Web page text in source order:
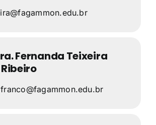
Fernanda Teixeira